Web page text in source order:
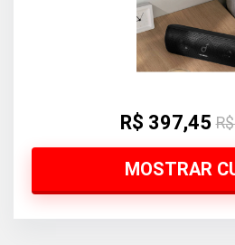
R$ 397,45
MOSTRAR